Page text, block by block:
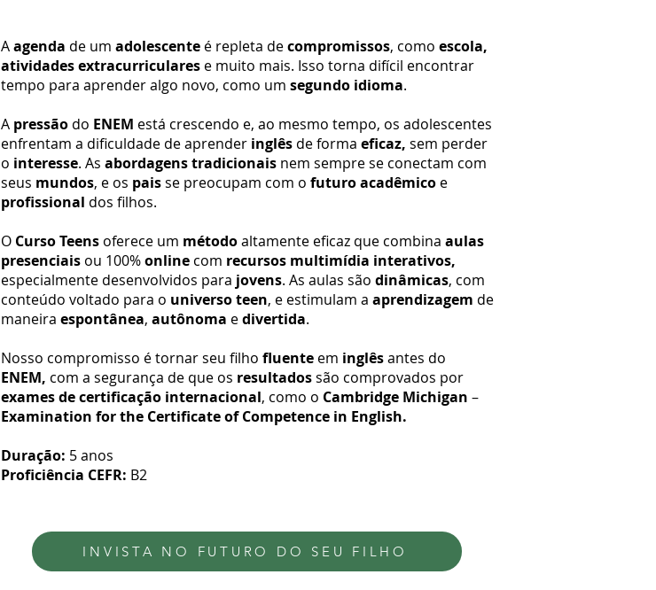
Aagenda de um adolescente é repleta decompromissos, como escola,
atividades extracurriculares e muito mais. Isso torna difícil encontrar
tempo para aprender algo novo, como um segundo idioma.
A pressão do ENEM está crescendo e, ao mesmo tempo, os adolescentes
enfrentam a dificuldade de aprender inglês de forma eficaz, sem perder
o interesse. As abordagens tradicionais nem sempre se conectam com
seus mundos, e os paisse preocupam com o futuro acadêmico e
profissional dos filhos.
O Curso Teens oferece um métodoaltamente eficaz que combina aulas
presenciais ou 100%online com recursos multimídia interativos,
especialmente desenvolvidos para jovens. As aulas são dinâmicas, com
conteúdo voltado para o universo teen, e estimulam a aprendizagem de
maneira espontânea, autônoma edivertida.
Nosso compromisso é tornar seu filho fluente em inglêsantes do
ENEM, com a segurança de que os resultadossão comprovados por
exames de certificação internacional, como o Cambridge Michigan –
Examination for the Certificate of Competence in English.
Duração: 5 anos
Proficiência CEFR: B2
INVISTA NO FUTURO DO SEU FILHO